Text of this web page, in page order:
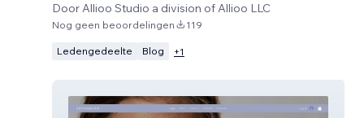
DoorAllioo Studio a division of Allioo LLC
Nog geen beoordelingen 119
Ledengedeelte Blog +1